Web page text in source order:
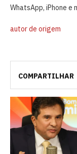
WhatsApp, iPhone e
autor de origem
COMPARTILHAR